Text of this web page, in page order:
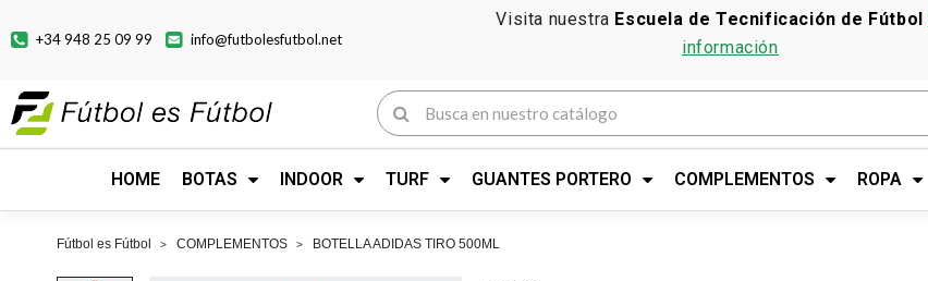
+34 948 25 09 99 info@futbolesfutbol.net
Visita nuestra Escuela de Tecnificación de Fútbol
información
HOME BOTAS INDOOR TURF GUANTES PORTERO COMPLEMENTOS ROPA
Fútbol es Fútbol COMPLEMENTOS BOTELLA ADIDAS TIRO 500ML